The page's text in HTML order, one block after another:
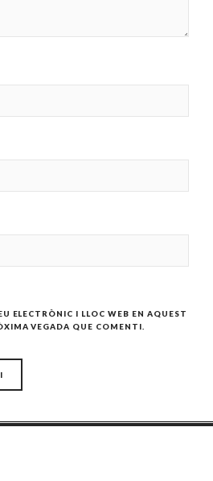
ELECTRÒNIC I LLOC WEB EN AQUEST
VEGADA QUE COMENTI.